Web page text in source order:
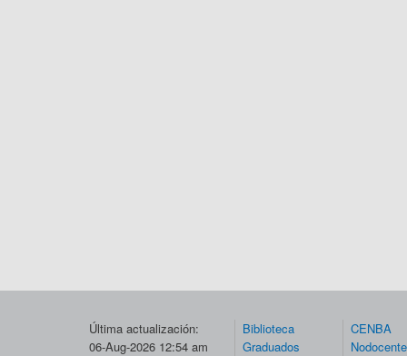
Última actualización:
06-Aug-2026 12:54 am
Biblioteca
Graduados
CENBA